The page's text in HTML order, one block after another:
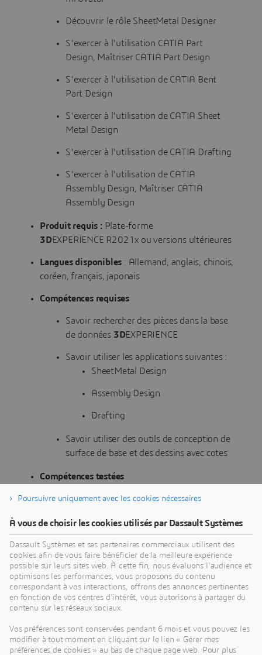
Découvrir le rôle SheetMetal Designer
S'exercer à l'utilisation CATIA Part
Design, Maîtriser CATIA Part Design
S'exercer à l'utilisation de CATIA Bent
Part Design
S'exercer à l'utilisation de CATIA Sheet
Metal Design
S'exercer à l'utilisation de CATIA Drafting
S'exercer à l'utilisation de CATIA
Assembly Design, Maîtriser CATIA
Assembly Design
Produit requis :Plate-forme
3DEXPERIENCE R2021x ou versions ultérieures
Langues disponibles : Allemand, anglais, chinois,
coréen, français, japonais
Compétences requises
Savoir rechercher des pièces dans la base
de données 3DEXPERIENCE
Savoir utiliser les applications suivantes :
SheetMetal Design
Assembly Design
Drafting
Savoir utiliser des outils de conception de
surface de base et des dessins avec cotes
Compétences testées
Savoir définir les paramètres de tôlerie
Savoir créer des parois et des bords
tombés
Savoir créer des découpes, des trous et
des emboutis
Savoir préparer la fabrication en utilisant
le processus de commande de tôlerie et
Savoir assembler les produits
Poursuivre uniquement avec les cookies nécessaires
À vous de choisir les cookies utilisés par Dassault Systèmes
Dassault Systèmes et ses partenaires commerciaux utilisent des
cookies afin de vous faire bénéficier de la meilleure expérience
possible sur leurs sites web. À cette fin, nous évaluons l'audience et
optimisons les performances, vous proposons du contenu
correspondant à vos interactions, offrons des annonces pertinentes
en fonction de vos centres d'intérêt, vous autorisons à partager du
contenu sur les réseaux sociaux.
Vos préférences sont conservées pendant 6 mois et vous pouvez les
modifier à tout moment en cliquant sur le lien « Gérer mes
préférences de cookies » au bas de chaque page web. Pour plus